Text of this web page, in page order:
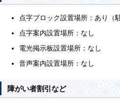
点字ブロック設置場所：あり（
点字案内設置場所：なし
電光掲示板設置場所：なし
音声案内設置場所：なし
障がい者割引など